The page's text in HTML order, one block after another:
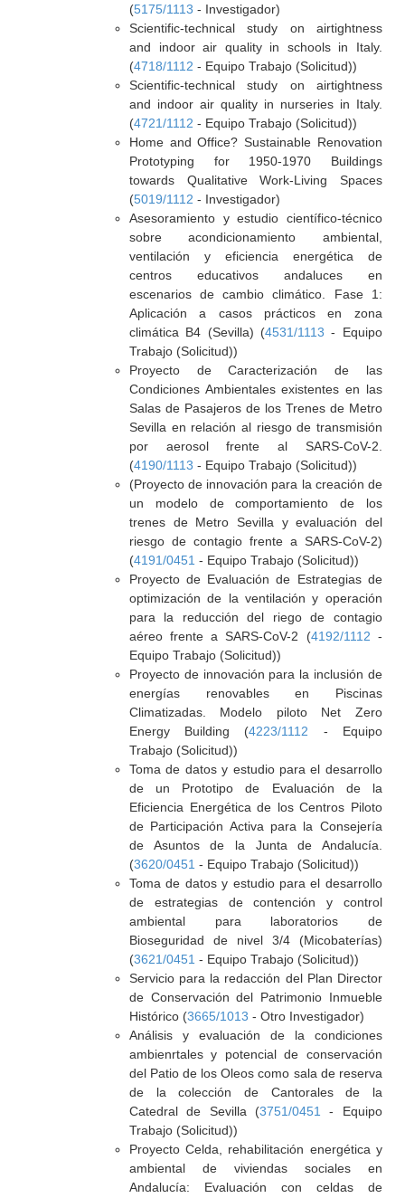
(5175/1113 - Investigador)
Scientific-technical study on airtightness
and indoor air quality in schools in Italy.
(4718/1112 - Equipo Trabajo (Solicitud))
Scientific-technical study on airtightness
and indoor air quality in nurseries in Italy.
(4721/1112 - Equipo Trabajo (Solicitud))
Home and Office? Sustainable Renovation
Prototyping for 1950-1970 Buildings
towards Qualitative Work-Living Spaces
(5019/1112 - Investigador)
Asesoramiento y estudio científico-técnico
sobre acondicionamiento ambiental,
ventilación y eficiencia energética de
centros educativos andaluces en
escenarios de cambio climático. Fase 1:
Aplicación a casos prácticos en zona
climática B4 (Sevilla) (4531/1113 - Equipo
Trabajo (Solicitud))
Proyecto de Caracterización de las
Condiciones Ambientales existentes en las
Salas de Pasajeros de los Trenes de Metro
Sevilla en relación al riesgo de transmisión
por aerosol frente al SARS-CoV-2.
(4190/1113 - Equipo Trabajo (Solicitud))
(Proyecto de innovación para la creación de
un modelo de comportamiento de los
trenes de Metro Sevilla y evaluación del
riesgo de contagio frente a SARS-CoV-2)
(4191/0451 - Equipo Trabajo (Solicitud))
Proyecto de Evaluación de Estrategias de
optimización de la ventilación y operación
para la reducción del riego de contagio
aéreo frente a SARS-CoV-2 (4192/1112 -
Equipo Trabajo (Solicitud))
Proyecto de innovación para la inclusión de
energías renovables en Piscinas
Climatizadas. Modelo piloto Net Zero
Energy Building (4223/1112 - Equipo
Trabajo (Solicitud))
Toma de datos y estudio para el desarrollo
de un Prototipo de Evaluación de la
Eficiencia Energética de los Centros Piloto
de Participación Activa para la Consejería
de Asuntos de la Junta de Andalucía.
(3620/0451 - Equipo Trabajo (Solicitud))
Toma de datos y estudio para el desarrollo
de estrategias de contención y control
ambiental para laboratorios de
Bioseguridad de nivel 3/4 (Micobaterías)
(3621/0451 - Equipo Trabajo (Solicitud))
Servicio para la redacción del Plan Director
de Conservación del Patrimonio Inmueble
Histórico (3665/1013 - Otro Investigador)
Análisis y evaluación de la condiciones
ambienrtales y potencial de conservación
del Patio de los Oleos como sala de reserva
de la colección de Cantorales de la
Catedral de Sevilla (3751/0451
- Equipo
Trabajo (Solicitud))
Proyecto Celda, rehabilitación energética y
ambiental de viviendas sociales en
Andalucía: Evaluación con celdas de